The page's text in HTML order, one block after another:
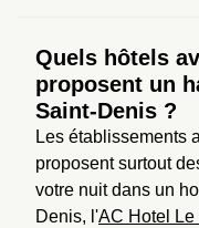
Quels hôtels
proposent un
Saint-Denis ?
Les établissements
proposent surtout
votre nuit dans un
Denis, l'AC Hotel Le